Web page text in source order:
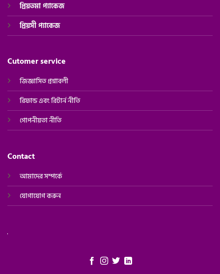
প্রিয়তমা প্যাকেজ
প্রিয়সীপ্যাকেজ
Cutomer service
জিজ্ঞাসিত প্রশ্নাবলী
রিফান্ড এবং রিটার্ন নীতি
গোপনীয়তা নীতি
Contact
আমাদের সম্পর্কে
যোগাযোগ করুন